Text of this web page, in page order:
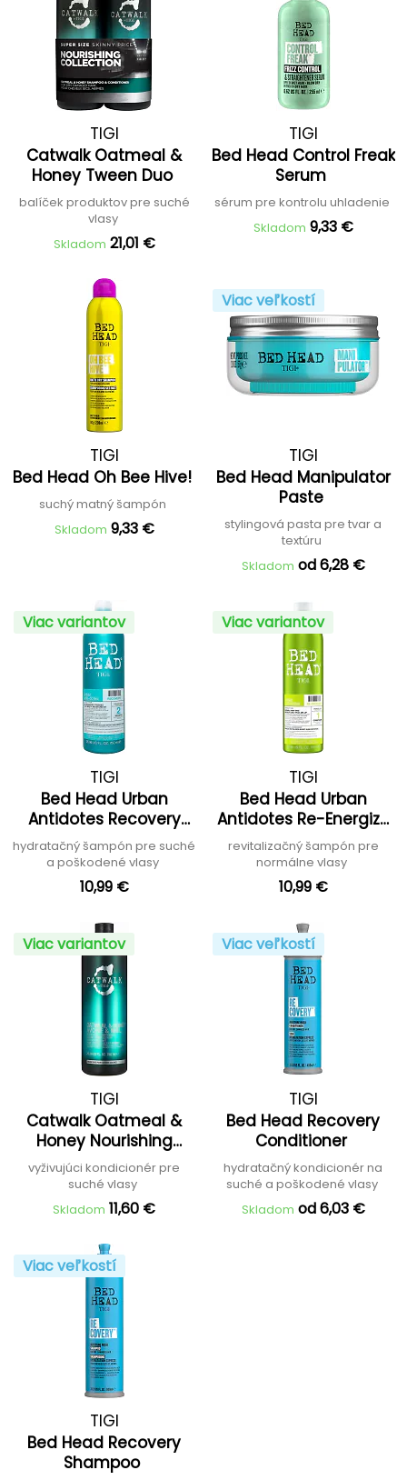
TIGI
Catwalk Oatmeal &
Honey Tween Duo
balíček produktov pre suché
vlasy
Skladom 21,01 €
TIGI
Bed Head Control Freak
Serum
sérum pre kontrolu uhladenie
Skladom 9,33 €
TIGI
Bed Head Oh Bee Hive!
suchý matný šampón
Skladom 9,33 €
Viac veľkostí
TIGI
Bed Head Manipulator
Paste
stylingová pasta pre tvar a
textúru
Skladom od 6,28 €
Viac variantov
TIGI
Bed Head Urban
Antidotes Recovery
Shampoo
hydratačný šampón pre suché
a poškodené vlasy
10,99 €
Viac variantov
TIGI
Bed Head Urban
Antidotes Re-Energize
Shampoo
revitalizačný šampón pre
normálne vlasy
10,99 €
Viac variantov
TIGI
Catwalk Oatmeal &
Honey Nourishing
Conditioner
vyživujúci kondicionér pre
suché vlasy
Skladom 11,60 €
Viac veľkostí
TIGI
Bed Head Recovery
Conditioner
hydratačný kondicionér na
suché a poškodené vlasy
Skladom od 6,03 €
Viac veľkostí
TIGI
Bed Head Recovery
Shampoo